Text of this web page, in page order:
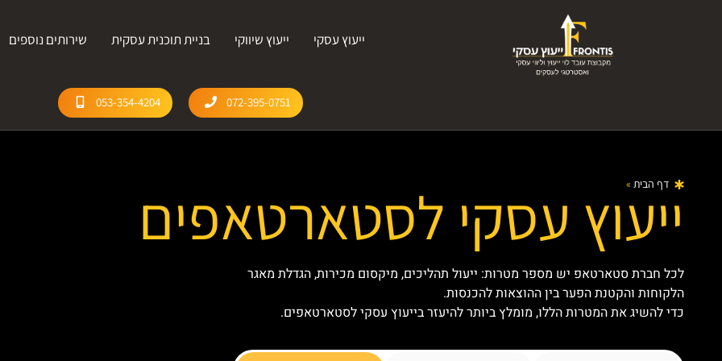
ייעוץ עסקי ייעוץ שיווקי בניית תוכנית עסקית שירותים נוספים
072-395-0751
053-354-4204
דף הבית »
ייעוץ עסקי לסטארטאפים
לכל חברת סטארטאפ יש מספר מטרות: ייעול תהליכים, מיקסום מכירות, הגדלת מאגר
הלקוחות והקטנת הפער בין ההוצאות להכנסות.
כדי להשיג את המטרות הללו, מומלץ ביותר להיעזר בייעוץ עסקי לסטארטאפים.